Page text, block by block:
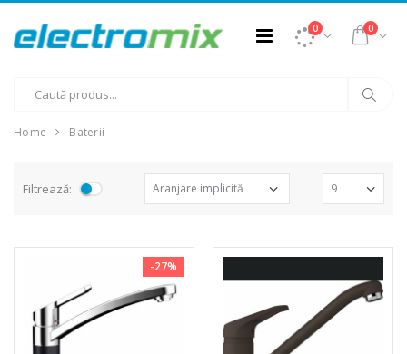
0 0
Home Baterii
Filtrează:
-27%